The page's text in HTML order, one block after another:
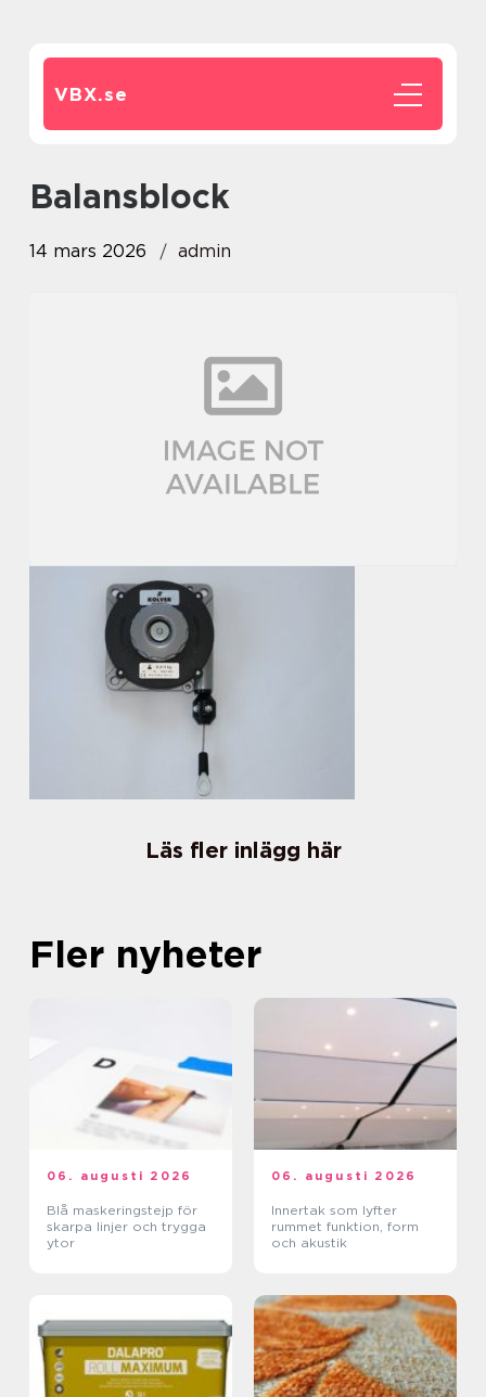
VBX.se
balansblock
14 mars 2026 admin
Läs fler inlägg här
Fler nyheter
06. augusti 2026
Blå maskeringstejp för
skarpa linjer och trygga
ytor
06. augusti 2026
Innertak som lyfter
rummet funktion, form
och akustik